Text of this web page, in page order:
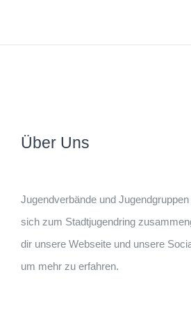
Über Uns
Jugendverbände und
sich zum Stadtjugendring
dir unsere Webseite und unsere
um mehr zu erfahren.